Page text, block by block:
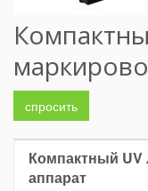
спросить
Компактный
аппарат